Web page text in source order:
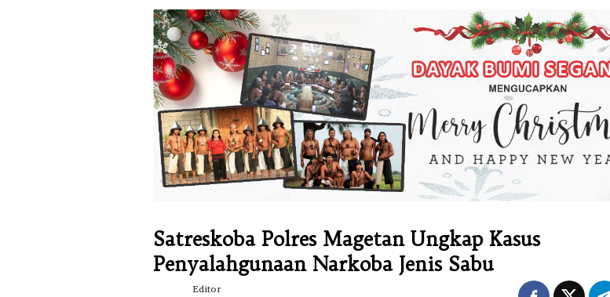
Satreskoba Polres Magetan Ungkap Kasus
Penyalahgunaan Narkoba Jenis Sabu
Editor